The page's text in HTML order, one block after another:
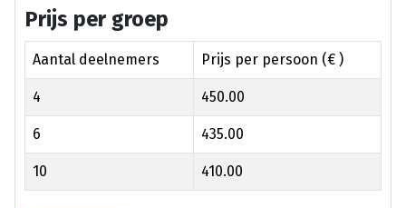
Prijs per groep
Aantal deelnemers Prijs per persoon (€ )
4 450.00
6 435.00
10 410.00